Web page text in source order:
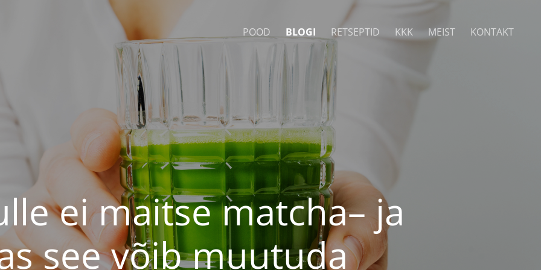
POOD BLOGI RETSEPTID KKK MEIST KONTAKT
ei maitse matcha– ja
see võib muutuda